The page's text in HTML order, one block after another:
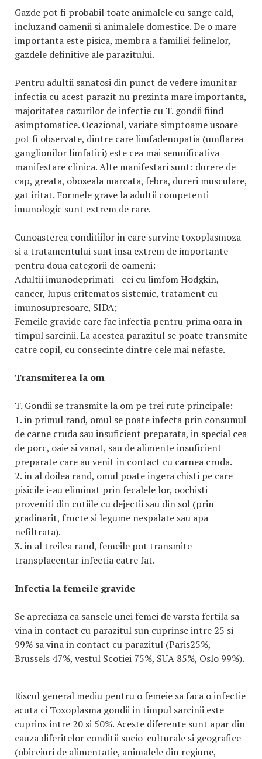
Gazde pot fi probabil toate animalele cu sange cald,
incluzand oamenii si animalele domestice. De o mare
importanta este pisica, membra a familiei felinelor,
gazdele definitive ale parazitului.
Pentru adultii sanatosi din punct de vedere imunitar
infectia cu acest parazit nu prezinta mare importanta,
majoritatea cazurilor de infectie cu T. gondii fiind
asimptomatice. Ocazional, variate simptoame usoare
pot fi observate, dintre care limfadenopatia (umflarea
ganglionilor limfatici) este cea mai semnificativa
manifestare clinica. Alte manifestari sunt: durere de
cap, greata, oboseala marcata, febra, dureri musculare,
gat iritat. Formele grave la adultii competenti
imunologic sunt extrem de rare.
Cunoasterea conditiilor in care survine toxoplasmoza
si a tratamentului sunt insa extrem de importante
pentru doua categorii de oameni:
Adultii imunodeprimati - cei cu limfom Hodgkin,
cancer, lupus eritematos sistemic, tratament cu
imunosupresoare, SIDA;
Femeile gravide care fac infectia pentru prima oara in
timpul sarcinii. La acestea parazitul se poate transmite
catre copil, cu consecinte dintre cele mai nefaste.
Transmiterea la om
T. Gondii se transmite la om pe trei rute principale:
1. in primul rand, omul se poate infecta prin consumul
de carne cruda sau insuficient preparata, in special cea
de porc, oaie si vanat, sau de alimente insuficient
preparate care au venit in contact cu carnea cruda.
2. in al doilea rand, omul poate ingera chisti pe care
pisicile i-au eliminat prin fecalele lor, oochisti
proveniti din cutiile cu dejectii sau din sol (prin
gradinarit, fructe si legume nespalate sau apa
nefiltrata).
3. in al treilea rand, femeile pot transmite
transplacentar infectia catre fat.
Infectia la femeile gravide
Se apreciaza ca sansele unei femei de varsta fertila sa
vina in contact cu parazitul sun cuprinse intre 25 si
99% sa vina in contact cu parazitul (Paris25%,
Brussels 47%, vestul Scotiei 75%, SUA 85%, Oslo 99%).
Riscul general mediu pentru o femeie sa faca o infectie
acuta ci Toxoplasma gondii in timpul sarcinii este
cuprins intre 20 si 50%. Aceste diferente sunt apar din
cauza diferitelor conditii socio-culturale si geografice
(obiceiuri de alimentatie, animalele din regiune,